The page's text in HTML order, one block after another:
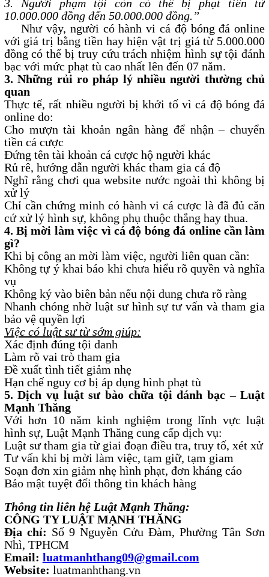
3. Người phạm tội còn có thể bị phạt tiền từ
10.000.000 đồng đến 50.000.000 đồng.”
Như vậy, người có hành vi cá độ bóng đá online
với giá trị bằng tiền hay hiện vật trị giá từ 5.000.000
đồng có thể bị truy cứu trách nhiệm hình sự tội đánh
bạc với mức phạt tù cao nhất lên đến 07 năm.
3. Những rủi ro pháp lý nhiều người thường chủ
quan
Thực tế, rất nhiều người bị khởi tố vì cá độ bóng đá
online do:
Cho mượn tài khoản ngân hàng để nhận – chuyển
tiền cá cược
Đứng tên tài khoản cá cược hộ người khác
Rủ rê, hướng dẫn người khác tham gia cá độ
Nghĩ rằng chơi qua website nước ngoài thì không bị
xử lý
Chỉ cần chứng minh có hành vi cá cược là đã đủ căn
cứ xử lý hình sự, không phụ thuộc thắng hay thua.
4. Bị mời làm việc vì cá độ bóng đá online cần làm
gì?
Khi bị công an mời làm việc, người liên quan cần:
Không tự ý khai báo khi chưa hiểu rõ quyền và nghĩa
vụ
Không ký vào biên bản nếu nội dung chưa rõ ràng
Nhanh chóng nhờ luật sư hình sự tư vấn và tham gia
bảo vệ quyền lợi
Việc có luật sư từ sớm giúp:
Xác định đúng tội danh
Làm rõ vai trò tham gia
Đề xuất tình tiết giảm nhẹ
Hạn chế nguy cơ bị áp dụng hình phạt tù
5. Dịch vụ luật sư bào chữa tội đánh bạc – Luật
Mạnh Thăng
Với hơn 10 năm kinh nghiệm trong lĩnh vực luật
hình sự, Luật Mạnh Thăng cung cấp dịch vụ:
Luật sư tham gia từ giai đoạn điều tra, truy tố, xét xử
Tư vấn khi bị mời làm việc, tạm giữ, tạm giam
Soạn đơn xin giảm nhẹ hình phạt, đơn kháng cáo
Bảo mật tuyệt đối thông tin khách hàng
Thông tin liên hệ Luật Mạnh Thăng:
CÔNG TY LUẬT MẠNH THĂNG
Địa chỉ: Số 9 Nguyễn Cửu Đàm, Phường Tân Sơn
Nhì, TPHCM
Email: luatmanhthang09@gmail.com
Website: luatmanhthang.vn